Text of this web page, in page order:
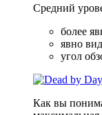
Средний
более
явно
угол
Как вы